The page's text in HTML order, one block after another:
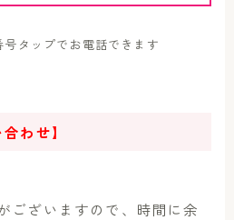
タップでお電話できます
わせ】
ございますので、時間に余